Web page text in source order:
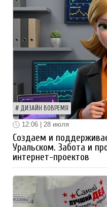
ДИЗАЙН ВОВРЕМЯ
12:06 | 28 июля
Создаем и
Уральском. Забота и
интернет-проектов